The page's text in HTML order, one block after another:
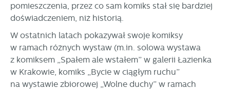
pomieszczenia, przez co sam komiks stał się bardziej
doświadczeniem, niż historią.
W ostatnich latach pokazywał swoje komiksy
w ramach różnych wystaw (m.in. solowa wystawa
z komiksem „Spałem ale wstałem” w galerii Łazienka
w Krakowie, komiks „Bycie w ciągłym ruchu”
na wystawie zbiorowej „Wolne duchy” w ramach